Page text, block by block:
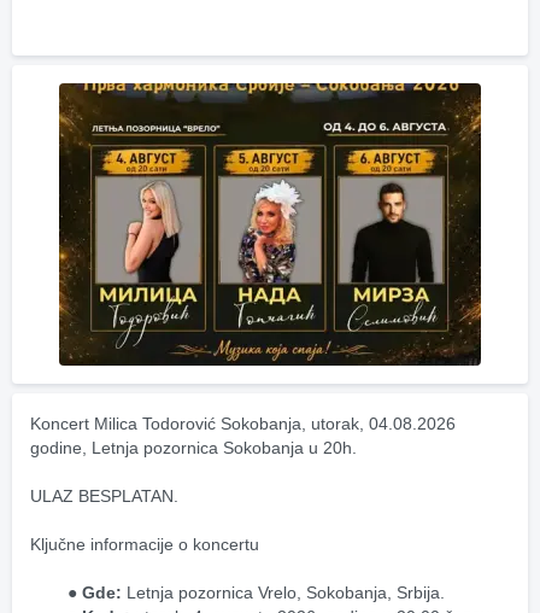
Koncert Milica Todorović Sokobanja, utorak, 04.08.2026
godine, Letnja pozornica Sokobanja u 20h.
ULAZ BESPLATAN.
Ključne informacije o koncertu
Gde: Letnja pozornica Vrelo, Sokobanja, Srbija.